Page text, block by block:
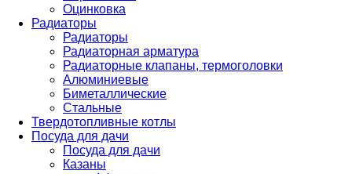
Оцинковка
Радиаторы
Радиаторы
Радиаторная арматура
Радиаторные клапаны, термоголовки
Алюминиевые
Биметаллические
Стальные
Твердотопливные котлы
Посуда для дачи
Посуда для дачи
Казаны